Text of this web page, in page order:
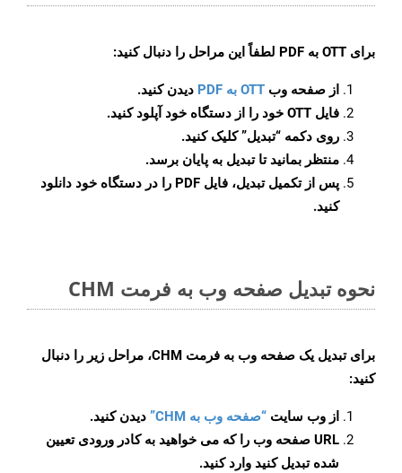
برای OTT به PDF لطفاً این مراحل را دنبال کنید:
از صفحه وب OTT به PDF
دیدن کنید.
فایل OTT خود را از دستگاه خود آپلود کنید.
روی دکمه “تبدیل”کلیک کنید.
منتظر بمانید تا تبدیل به پایان برسد.
پس از تکمیل تبدیل، فایل PDF را در دستگاه خود دانلود
کنید.
نحوه تبدیل صفحه وب به فرمت CHM
برای تبدیل یک صفحه وب به فرمت CHM، مراحل زیر را دنبال
کنید:
از وب سایت “صفحه وب به CHM”
دیدن کنید.
URL صفحه وب را که می خواهید به کادر ورودی تعیین
شده تبدیل کنید وارد کنید.